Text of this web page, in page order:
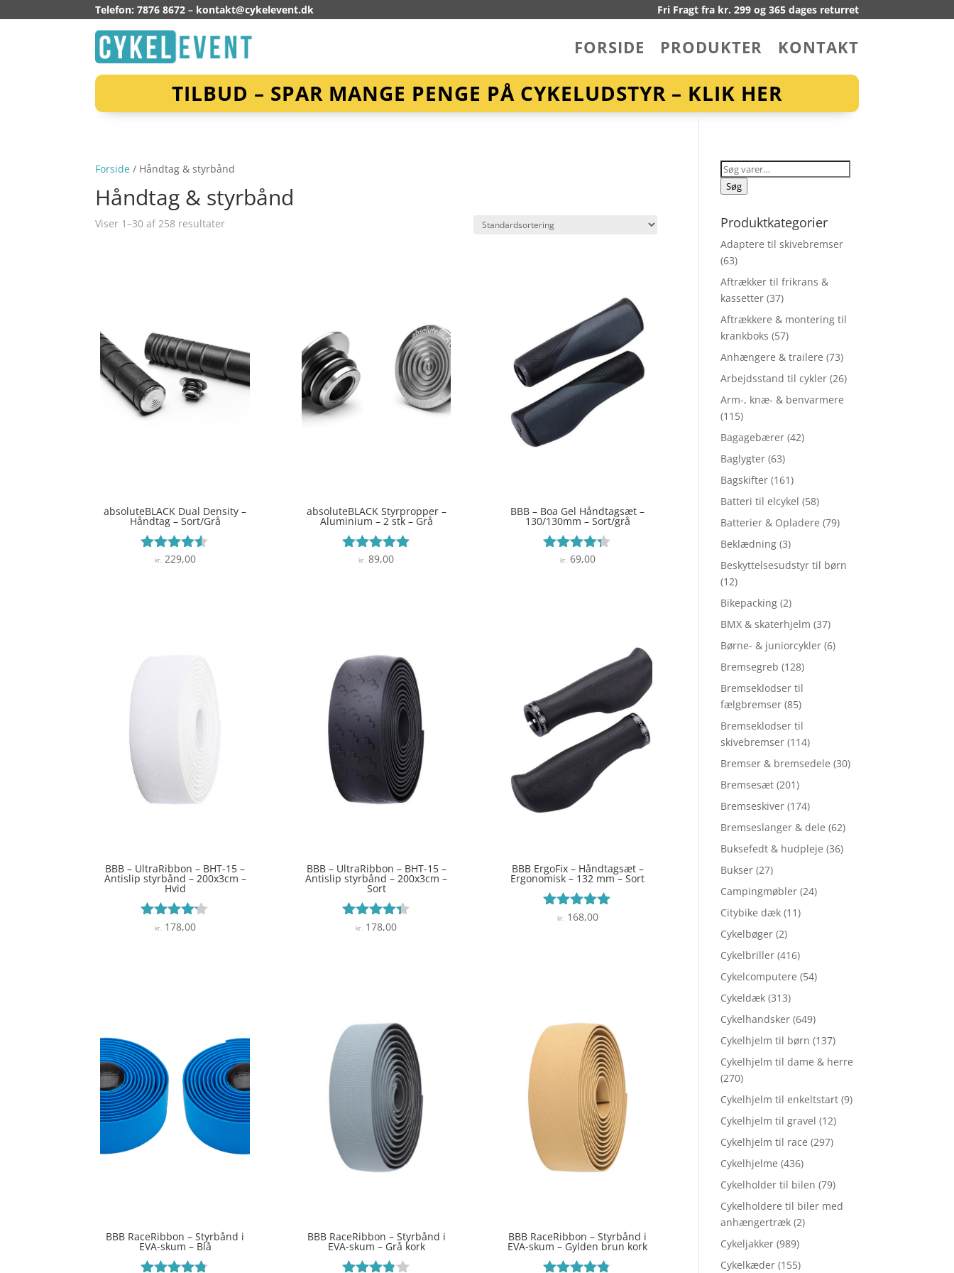
Telefon: 7876 8672 – kontakt@cykelevent.dk Fri Fragt fra kr. 299 og 365 dages returret
FORSIDE PRODUKTER KONTAKT
TILBUD – SPAR MANGE PENGE PÅ CYKELUDSTYR – KLIK HER
Forside / Håndtag & styrbånd
Håndtag & styrbånd
Viser 1–30 af 258 resultater
absoluteBLACK Dual Density –
Håndtag – Sort/Grå
Vurderet
kr.229,00
absoluteBLACK Styrpropper –
Aluminium – 2 stk – Grå
Vurderet
kr. 89,00
BBB – Boa Gel Håndtagsæt –
130/130mm – Sort/grå
Vurderet
kr.69,00
BBB – UltraRibbon – BHT-15 –
Antislip styrbånd – 200x3cm –
Hvid
Vurderet
kr. 178,00
BBB – UltraRibbon – BHT-15 –
Antislip styrbånd – 200x3cm –
Sort
Vurderet
kr. 178,00
BBB ErgoFix – Håndtagsæt –
Ergonomisk – 132 mm – Sort
Vurderet
kr. 168,00
BBB RaceRibbon – Styrbånd i
EVA-skum – Blå
BBB RaceRibbon – Styrbånd i
EVA-skum – Grå kork
BBB RaceRibbon – Styrbånd i
EVA-skum – Gylden brun kork
Søg
efter:
Søg
Produktkategorier
Adaptere til skivebremser
(63)
Aftrækker til frikrans &
kassetter (37)
Aftrækkere & montering til
krankboks (57)
Anhængere & trailere (73)
Arbejdsstand til cykler (26)
Arm-, knæ- & benvarmere
(115)
Bagagebærer (42)
Baglygter (63)
Bagskifter (161)
Batteri til elcykel (58)
Batterier & Opladere (79)
Beklædning (3)
Beskyttelsesudstyr til børn
(12)
Bikepacking (2)
BMX & skaterhjelm (37)
Børne- & juniorcykler (6)
Bremsegreb (128)
Bremseklodser til
fælgbremser (85)
Bremseklodser til
skivebremser (114)
Bremser & bremsedele (30)
Bremsesæt (201)
Bremseskiver (174)
Bremseslanger & dele (62)
Buksefedt & hudpleje (36)
Bukser (27)
Campingmøbler (24)
Citybike dæk (11)
Cykelbøger (2)
Cykelbriller (416)
Cykelcomputere (54)
Cykeldæk (313)
Cykelhandsker (649)
Cykelhjelm til børn (137)
Cykelhjelm til dame & herre
(270)
Cykelhjelm til enkeltstart (9)
Cykelhjelm til gravel (12)
Cykelhjelm til race (297)
Cykelhjelme (436)
Cykelholder til bilen (79)
Cykelholdere til biler med
anhængertræk (2)
Cykeljakker (989)
Cykelkæder (155)